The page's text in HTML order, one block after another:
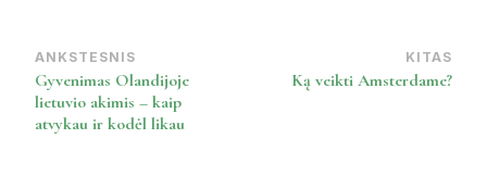
Post
Navigation
ANKSTESNIS
Gyvenimas Olandijoje
lietuvio akimis – kaip
atvykau ir kodėl likau
KITAS
Ką veikti Amsterdame?